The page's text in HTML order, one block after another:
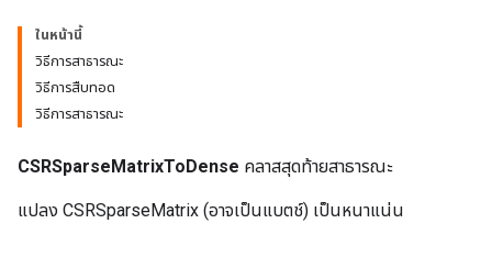
ในหน้านี้
วิธีการสาธารณะ
วิธีการสืบทอด
วิธีการสาธารณะ
CSRSparseMatrixToDense คลาสสุดท้ายสาธารณะ
แปลง CSRSparseMatrix (อาจเป็นแบตช์) เป็นหนาแน่น